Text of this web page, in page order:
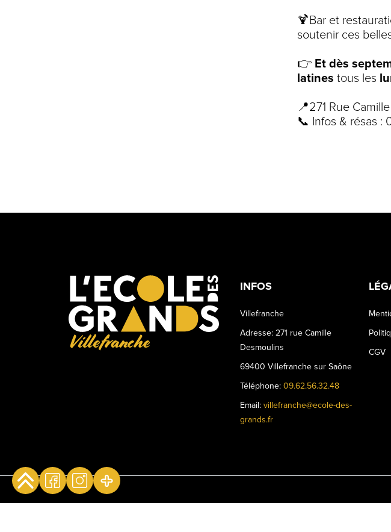
🍹Bar et
soutenir ces
👉 Et dès
latines tous les
📍271 Rue
📞 Infos & résas
Villefranche
INFOS
Villefranche
Adresse: 271 rue Camille
Desmoulins
69400 Villefranche sur Saône
Téléphone: 09.62.56.32.48
Email: villefranche@ecole-des-
grands.fr
CGV